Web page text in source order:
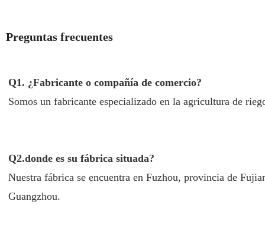
Preguntas frecuentes
Q1. ¿Fabricante o compañía de comercio?
Somos un fabricante especializado en la agricultura de
Q2.donde es su fábrica situada?
Nuestra fábrica se encuentra en Fuzhou, provincia de
Guangzhou.